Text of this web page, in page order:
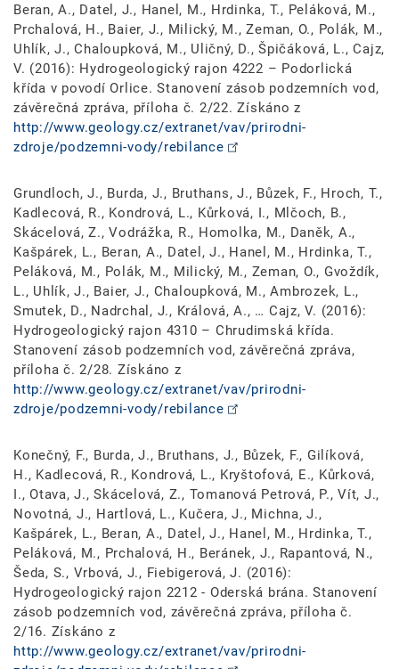
Beran, A., Datel, J., Hanel, M., Hrdinka, T., Peláková, M.,
Prchalová, H., Baier, J., Milický, M., Zeman, O., Polák, M.,
Uhlík, J., Chaloupková, M., Uličný, D., Špičáková, L., Cajz,
V. (2016): Hydrogeologický rajon 4222 – Podorlická
křída v povodí Orlice. Stanovení zásob podzemních vod,
závěrečná zpráva, příloha č. 2/22. Získáno z
http://www.geology.cz/extranet/vav/prirodni-
zdroje/podzemni-vody/rebilance
Grundloch, J., Burda, J., Bruthans, J., Bůzek, F., Hroch, T.,
Kadlecová, R., Kondrová, L., Kůrková, I., Mlčoch, B.,
Skácelová, Z., Vodrážka, R., Homolka, M., Daněk, A.,
Kašpárek, L., Beran, A., Datel, J., Hanel, M., Hrdinka, T.,
Peláková, M., Polák, M., Milický, M., Zeman, O., Gvoždík,
L., Uhlík, J., Baier, J., Chaloupková, M., Ambrozek, L.,
Smutek, D., Nadrchal, J., Králová, A., … Cajz, V. (2016):
Hydrogeologický rajon 4310 – Chrudimská křída.
Stanovení zásob podzemních vod, závěrečná zpráva,
příloha č. 2/28. Získáno z
http://www.geology.cz/extranet/vav/prirodni-
zdroje/podzemni-vody/rebilance
Konečný, F., Burda, J., Bruthans, J., Bůzek, F., Gilíková,
H., Kadlecová, R., Kondrová, L., Kryštofová, E., Kůrková,
I., Otava, J., Skácelová, Z., Tomanová Petrová, P., Vít, J.,
Novotná, J., Hartlová, L., Kučera, J., Michna, J.,
Kašpárek, L., Beran, A., Datel, J., Hanel, M., Hrdinka, T.,
Peláková, M., Prchalová, H., Beránek, J., Rapantová, N.,
Šeda, S., Vrbová, J., Fiebigerová, J. (2016):
Hydrogeologický rajon 2212 - Oderská brána. Stanovení
zásob podzemních vod, závěrečná zpráva, příloha č.
2/16. Získáno z
http://www.geology.cz/extranet/vav/prirodni-